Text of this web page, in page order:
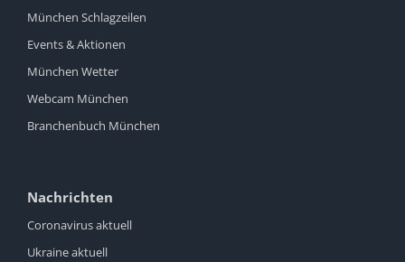
München Schlagzeilen
Events & Aktionen
München Wetter
Webcam München
Branchenbuch München
Nachrichten
Coronavirus aktuell
Ukraine aktuell